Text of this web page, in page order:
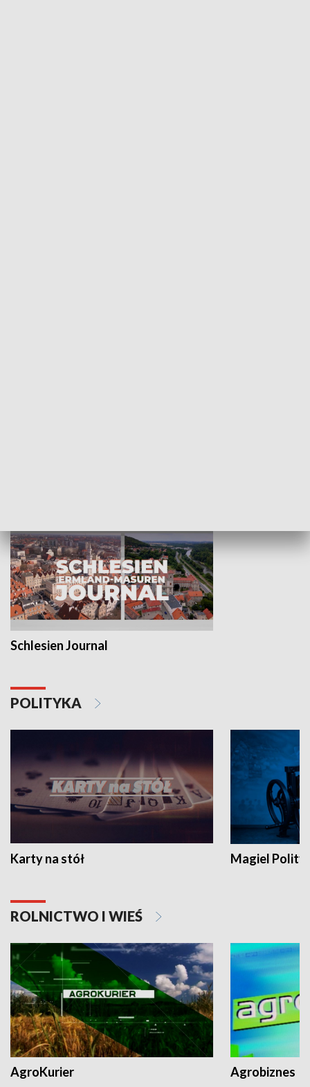
Schlesien Journal
POLITYKA
Karty na stół Magiel
ROLNICTWO I WIEŚ
AgroKurier Agrobiznes